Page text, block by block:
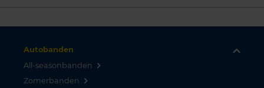
Autobanden
All-seasonbanden
Zomerbanden